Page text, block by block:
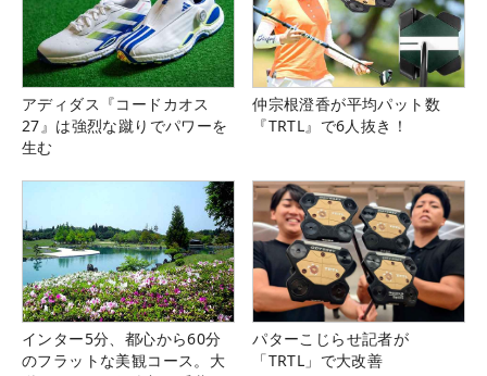
アディダス『コードカオス
27』は強烈な蹴りでパワーを
生む
仲宗根澄香が平均パット数
『TRTL』で6人抜き！
インター5分、都心から60分
のフラットな美観コース。大
パターこじらせ記者が
「TRTL」で大改善